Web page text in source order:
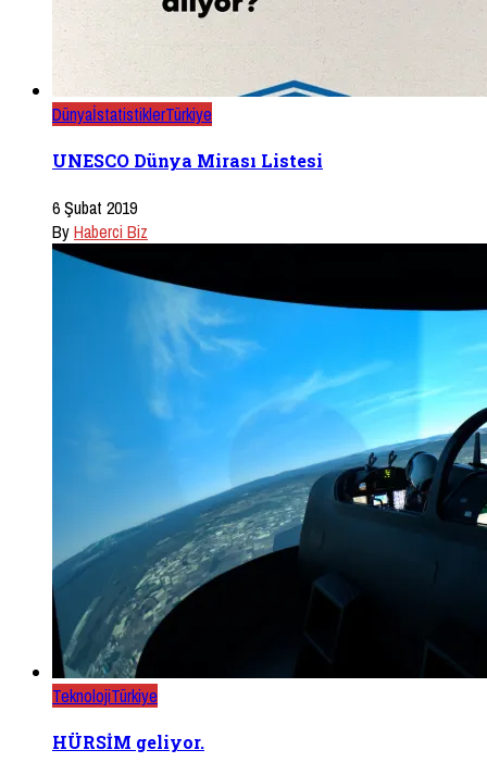
DünyaİstatistiklerTürkiye
UNESCO Dünya Mirası Listesi
6 Şubat 2019
ByHaberci Biz
TeknolojiTürkiye
HÜRSİM geliyor.